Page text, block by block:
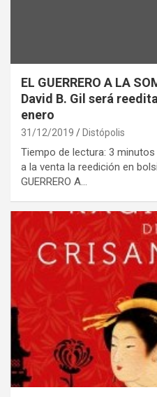
EL GUERRERO A LA
David B. Gil será
enero
31/12/2019 Distópolis
Tiempo de lectura: 3
a la venta la reedición en
GUERRERO A…